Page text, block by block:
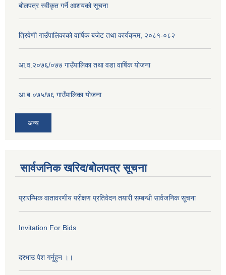
बोलपत्र स्वीकृत गर्ने आशयको सूचना
त्रिवेणी गाउँपालिकाको वार्षिक बजेट तथा कार्यक्रम, २०८१-०८२
आ.व.२०७६/०७७ गाउँपालिका तथा वडा वार्षिक योजना
आ.ब.०७५/७६ गाउँपालिका योजना
अन्य
सार्वजनिक खरिद/बोलपत्र सूचना
प्रारम्भिक वातावरणीय परीक्षण प्रतिवेदन तयारी सम्बन्धी सार्वजनिक सूचना
Invitation For Bids
दरभाउ पेश गर्नुहुन ।।